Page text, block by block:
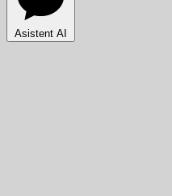
Asistent AI